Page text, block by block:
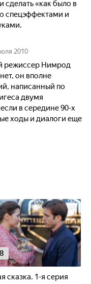
сделать «как было в
спецэффектами и
2010
режиссер Нимрод
он вполне
написанный по
двумя
в середине 90-х
ходы и диалоги еще
сказка. 1-я серия